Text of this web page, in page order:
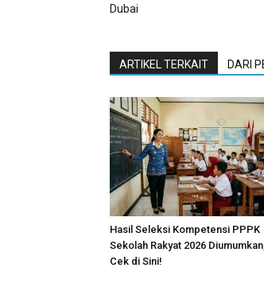
Dubai
ARTIKEL TERKAIT DARI
Hasil Seleksi Kompetensi PPPK
Sekolah Rakyat 2026 Diumumkan,
Cek di Sini!